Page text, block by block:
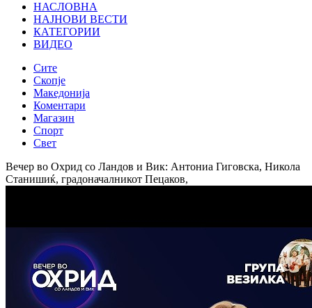
НАСЛОВНА
НАЈНОВИ ВЕСТИ
КАТЕГОРИИ
ВИДЕО
Сите
Скопје
Македонија
Коментари
Магазин
Спорт
Свет
Вечер во Охрид со Ландов и Вик: Антониа Гиговска, Никола
Станишиќ, градоначалникот Пецаков,